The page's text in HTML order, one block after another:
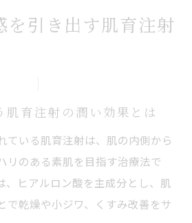
を引き出す肌育注射
肌育注射の潤い効果とは
ている肌育注射は、肌の内側から
リのある素肌を目指す治療法で
、ヒアルロン酸を主成分とし、肌
で乾燥や小ジワ、くすみ改善をサ